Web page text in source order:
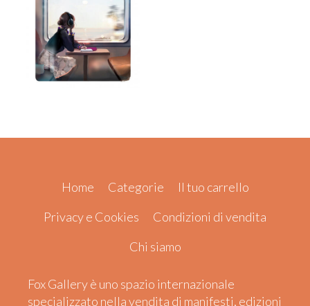
Home Categorie
Il tuo carrello
Privacy e Cookies
Condizioni di vendita
Chi siamo
Fox Gallery è uno spazio internazionale
specializzato nella vendita di manifesti, edizioni